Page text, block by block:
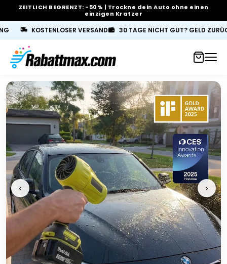
ZEITLICH BEGRENZT: -50% | Trockne dein Auto ohne einen
einzigen Kratzer
VERSAND 30 TAGE NICHT GUT? GELD ZURÜCK PASST AUF